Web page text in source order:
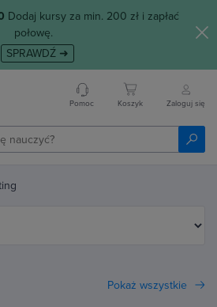
Dodaj kursy za min. 200 zł i zapłać
połowę.
SPRAWDŹ ➜
Pomoc Koszyk Zaloguj się
Pokaż wszystkie